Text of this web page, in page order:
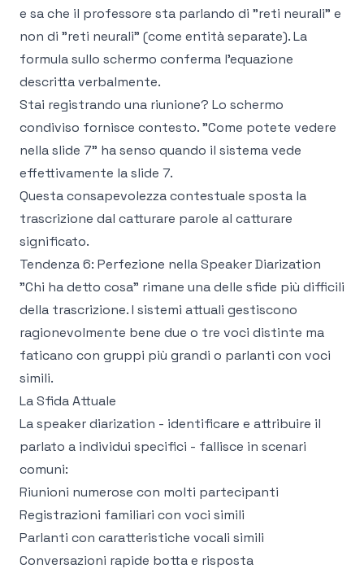
e sa che il professore sta parlando di "reti neurali" e
non di "reti neurali" (come entità separate). La
formula sullo schermo conferma l'equazione
descritta verbalmente.
Stai registrando una riunione? Lo schermo
condiviso fornisce contesto. "Come potete vedere
nella slide 7" ha senso quando il sistema vede
effettivamente la slide 7.
Questa consapevolezza contestuale sposta la
trascrizione dal catturare parole al catturare
significato.
Tendenza 6: Perfezione nella Speaker Diarization
"Chi ha detto cosa" rimane una delle sfide più difficili
della trascrizione. I sistemi attuali gestiscono
ragionevolmente bene due o tre voci distinte ma
faticano con gruppi più grandi o parlanti con voci
simili.
La Sfida Attuale
La speaker diarization - identificare e attribuire il
parlato a individui specifici - fallisce in scenari
comuni:
Riunioni numerose con molti partecipanti
Registrazioni familiari con voci simili
Parlanti con caratteristiche vocali simili
Conversazioni rapide botta e risposta